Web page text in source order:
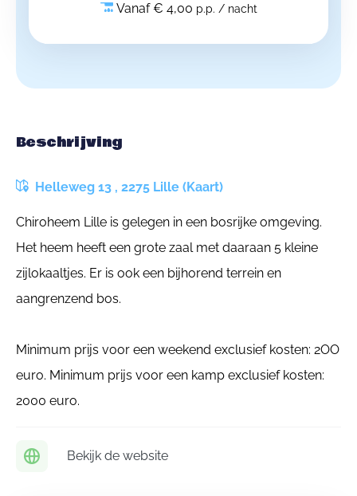
Vanaf € 4,00 p.p. / nacht
Beschrijving
Helleweg 13 , 2275 Lille (Kaart)
Chiroheem Lille is gelegen in een bosrijke omgeving.
Het heem heeft een grote zaal met daaraan 5 kleine
zijlokaaltjes. Er is ook een bijhorend terrein en
aangrenzend bos.
Minimum prijs voor een weekend exclusief kosten: 2OO
euro. Minimum prijs voor een kamp exclusief kosten:
2000 euro.
Bekijk de website